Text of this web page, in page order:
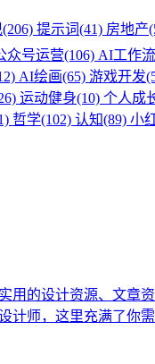
提示词(41) 房地产
众号运营(106) AI工作
AI绘画(65) 游戏开发
运动健身(10) 个人成
哲学(102) 认知(89) 小
用的设计资源、文章
计师，这里充满了你